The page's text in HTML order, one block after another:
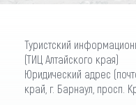
Туристский
(ТИЦ Алтайского края)
Юридический адрес
край, г. Барнаул, просп.